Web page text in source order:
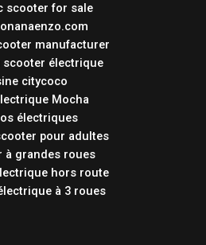
scooter for sale
manufacturer
scooter électrique
citycoco
Mocha
électriques
pour adultes
à grandes roues
hors route
à 3 roues